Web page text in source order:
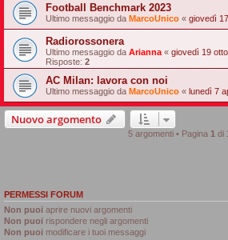
Football Benchmark 2023
Ultimo messaggio da MarcoUnico « giovedì
Radiorossonera
Ultimo messaggio da Arianna « giovedì 19
Risposte: 2
AC Milan: lavora con noi
Ultimo messaggio da MarcoUnico « lunedì 7
Nuovo argomento
5 argomenti • Pagina 1 di
PERMESSI FORUM
Non puoi aprire nuovi argomenti
Non puoi rispondere negli argomenti
Non puoi modificare i tuoi messaggi